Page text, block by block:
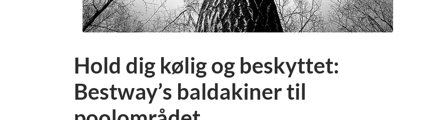
Hold dig kølig og beskyttet:
Bestway’s baldakiner til